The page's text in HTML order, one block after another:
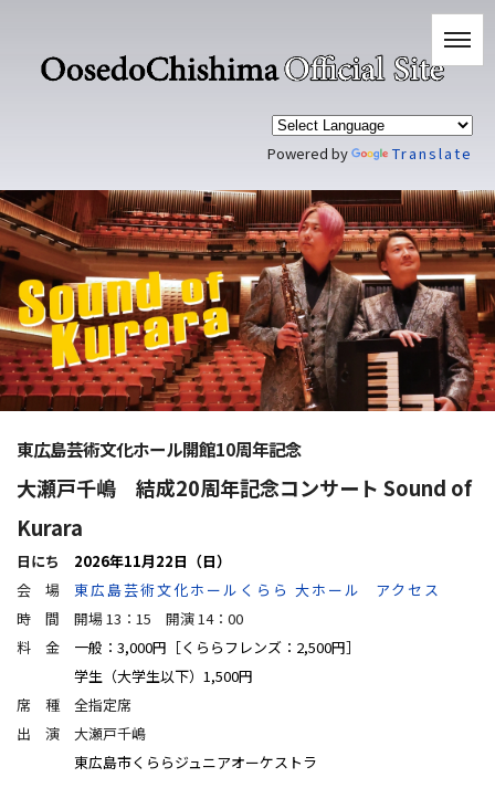
Powered by Translate
東広島芸術文化ホール開館10周年記念
大瀬戸千嶋 結成20周年記念コンサート Sound of
Kurara
日にち 2026年11月22日（日）
会 場 東広島芸術文化ホールくらら 大ホール
アクセス
時 間 開場 13：15 開演 14：00
料 金 一般：3,000円［くららフレンズ：2,500円］
学生（大学生以下）1,500円
席 種 全指定席
出 演 大瀬戸千嶋
東広島市くららジュニアオーケストラ